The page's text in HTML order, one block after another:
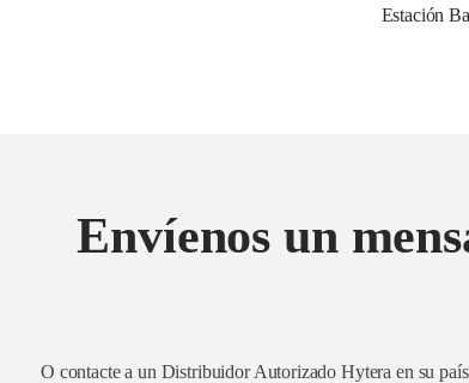
Estación
Envíenos un
O contacte a un Distribuidor Autorizado Hytera en su país